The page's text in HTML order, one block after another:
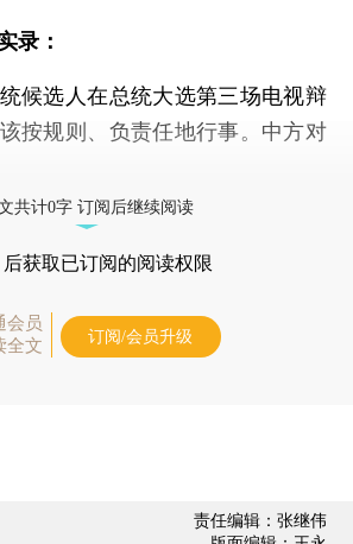
录：
选人在总统大选第三场电视辩
按规则、负责任地行事。中方对
共计0字 订阅后继续阅读
后获取已订阅的阅读权限
会员
全文
订阅/会员升级
责任编辑：张继伟